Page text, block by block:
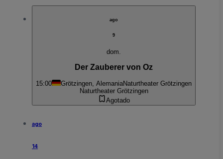
ago
9
dom.
Der Zauberer von Oz
15:00 Grötzingen, AlemaniaNaturtheater Grötzingen
Naturtheater Grötzingen
Agotado
ago
14